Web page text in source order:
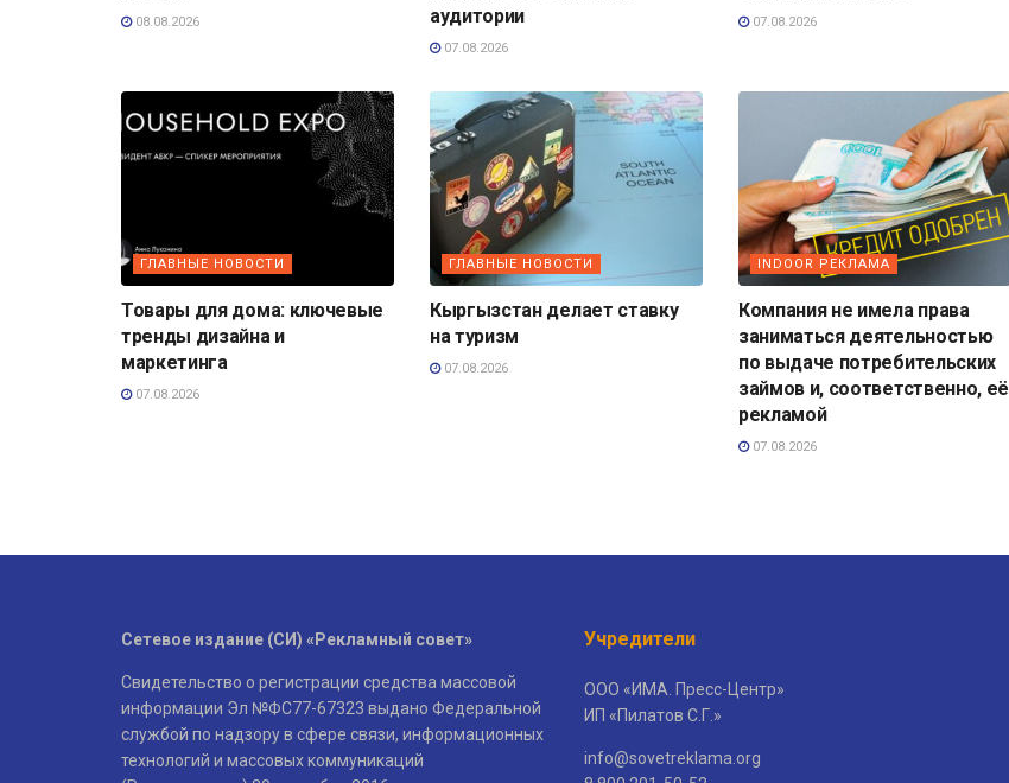
08.08.2026
аудитории
07.08.2026
07.08.2026
ГЛАВНЫЕ НОВОСТИ
Товары для дома: ключевые
тренды дизайна и
маркетинга
07.08.2026
ГЛАВНЫЕ НОВОСТИ
Кыргызстан делает ставку
на туризм
07.08.2026
INDOOR РЕКЛАМА
Компания не имела права
заниматься деятельностью
по выдаче потребительских
займов и, соответственно, её
рекламой
07.08.2026
Сетевое издание (СИ) «Рекламный совет»
Свидетельство о регистрации средства массовой
информации Эл №ФС77-67323 выдано Федеральной
службой по надзору в сфере связи, информационных
технологий и массовых коммуникаций
Учредители
ООО «ИМА. Пресс-Центр»
ИП «Пилатов С.Г.»
info@sovetreklama.org